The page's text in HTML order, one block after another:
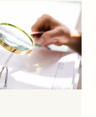
en
adviseerde